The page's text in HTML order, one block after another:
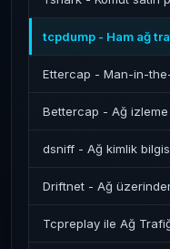
tcpdump - Ham ağ
Ettercap - Man-in-
Bettercap - Ağ
dsniff - Ağ kimlik
Driftnet - Ağ
Tcpreplay ile Ağ